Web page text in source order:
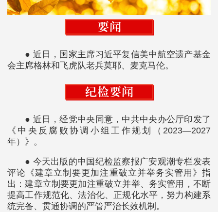
● 近日，国家主席习近平复信美中航空遗产基金
会主席格林和飞虎队老兵莫耶、麦克马伦。
● 近日，经党中央同意，中共中央办公厅印发了
《中央反腐败协调小组工作规划（2023—2027
年）》。
● 今天出版的中国纪检监察报广安观潮专栏发表
评论《建章立制要更加注重破立并举务实管用》指
出：建章立制要更加注重破立并举、务实管用，不断
提高工作规范化、法治化、正规化水平，努力构建系
统完备、贯通协调的严管严治长效机制。